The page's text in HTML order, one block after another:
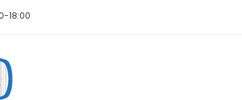
18:00